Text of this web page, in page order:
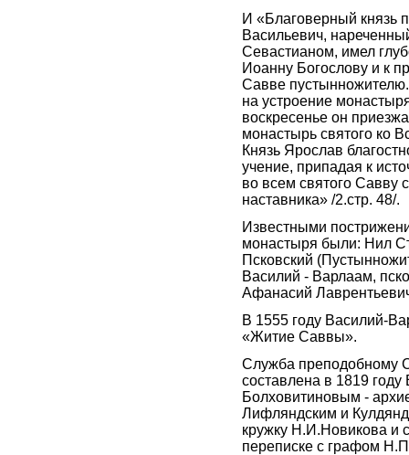
И «Благоверный князь
Васильевич,
Севастианом, имел
Иоанну Богослову и к
Савве
на устроение
воскресенье он
монастырь святого ко
Князь Ярослав
учение, припадая к
во всем святого Савву
наставника» /2.стр. 48/.
Известными
монастыря были: Нил
Псковский
Василий - Варлаам,
Афанасий
В 1555 году Василий-
«Житие Саввы».
Служба преподобному
составлена в 1819 году
Болховитиновым -
Лифляндским и
кружку Н.И.Новикова и
переписке с графом